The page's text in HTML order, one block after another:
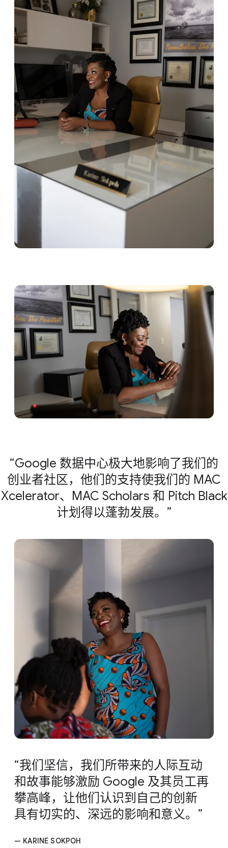
Google 数据​中心​极​大​地​影响​了​我们​的​
创业者​社区，​他们​的​支持​使​我们​的 M​AC
Xcelerator、​MA​C Scholars 和 P​itch Black
计划​得​以​蓬勃​发展。
我们​坚信，​我们​所​带来​的​人际​互动​
和​故事​能够​激励 Google 及​其员工​再​
攀​高峰，​让​他们​认识​到​自己​的​创新​
具有​切实​的、​深远​的​影响​和​意义。
— KARINE SOKPOH